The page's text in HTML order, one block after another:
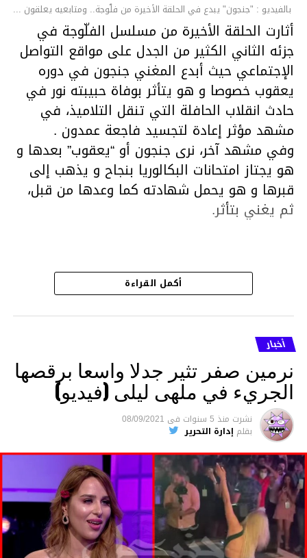
بالفيديو : "جنجون" يبدع في الحلقة الأخيرة من فلّوجة.. ومتابعيه يعلقون ...
أثارت الحلقة الأخيرة من مسلسل الفلّوجة في
جزئه الثاني الكثير من الجدل على مواقع التواصل
الإجتماعي حيث أبدع المغني جنجون في دوره
يعقوب خصوصا و هو يتأثر بوفاة حبيبته نور في
حادث انقلاب الحافلة التي تنقل التلاميذ، في
مشهد مؤثر إعادة لتجسيد فاجعة عمدون .
وفي مشهد آخر، نرى جنجون أو “يعقوب” بعدها و
هو يجتاز امتحانات البكالوريا بنجاح و يذهب إلى
قبرها و هو يحمل شهادته كما وعدها من قبل،
ثم يغني بتأثر.
هذا قد شهدت الحلقة الأخير من مسلسل
الفلّوجة الجزء الثاني الكثير من ردود الفعل على
مواقع التواصل الإجتماعي فمعظم التونسيين
الذين تابعوا المسلسل أشادوا بأداء الممثلين ي
ترحمهم وتزيد تصبر أمهاتهم.. ملا مشهد”.
الفيديو :
مشغل
الفيديو
أكمل القراءة
أخبار
نرمين صفر تثير جدلا واسعا برقصها
الجريء في ملهى ليلى (فيديو)
نشرت منذ 5 سنوات فى 08/09/2021
بقلم إدارة التحرير